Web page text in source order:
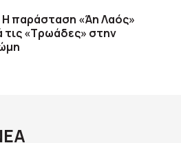
παράσταση «Άη Λαός»
τις «Τρωάδες» στην